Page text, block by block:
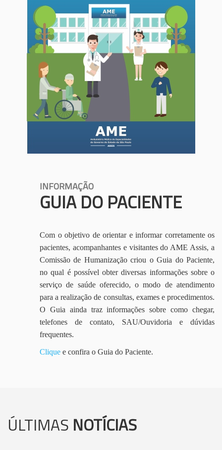
INFORMAÇÃO
GUIA DO PACIENTE
Com o objetivo de orientar e informar corretamente os
pacientes, acompanhantes e visitantes do AME Assis, a
Comissão de Humanização criou o Guia do Paciente,
no qual é possível obter diversas informações sobre o
serviço de saúde oferecido, o modo de atendimento
para a realização de consultas, exames e procedimentos.
O Guia ainda traz informações sobre como chegar,
telefones de contato, SAU/Ouvidoria e dúvidas
frequentes.
Clique e confira o Guia do Paciente.
ÚLTIMAS NOTÍCIAS